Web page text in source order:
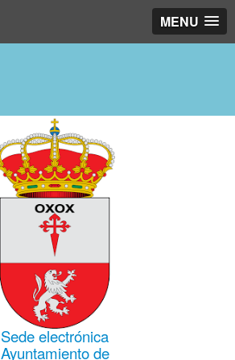
MENU
Sede electrónica
Ayuntamiento de